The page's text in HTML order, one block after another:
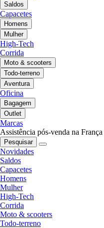
Saldos
Capacetes
Homens
Mulher
High-Tech
Corrida
Moto & scooters
Todo-terreno
Aventura
Oficina
Bagagem
Outlet
Marcas
Assistência pós-venda na França
Pesquisar
Novidades
Saldos
Capacetes
Homens
Mulher
High-Tech
Corrida
Moto & scooters
Todo-terreno